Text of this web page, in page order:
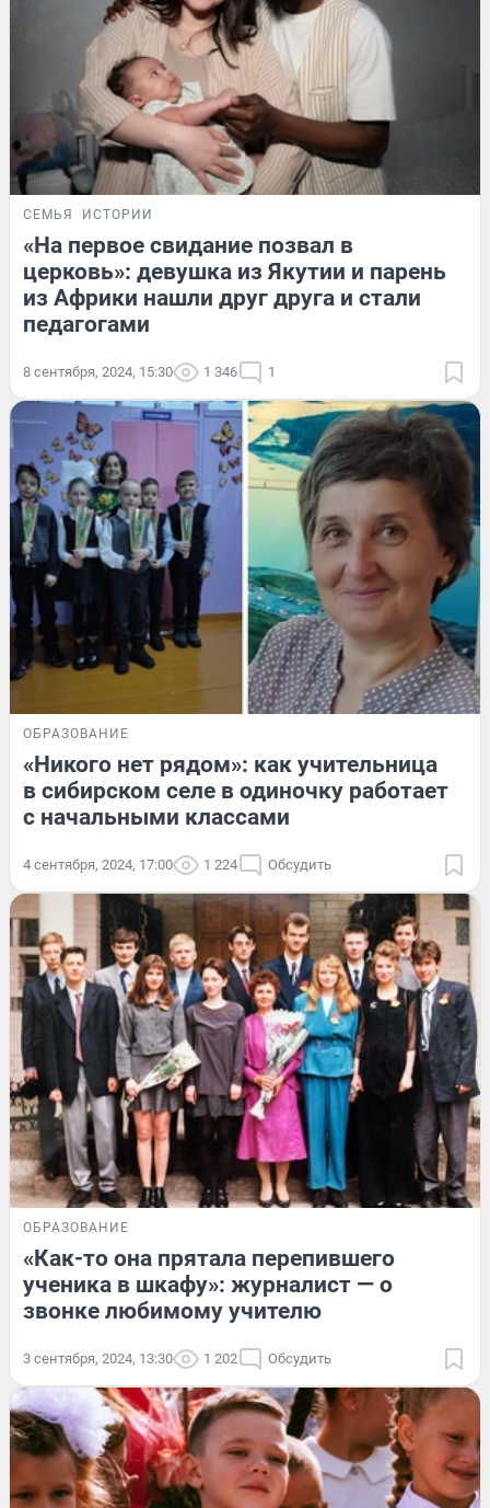
СЕМЬЯ ИСТОРИИ
«На первое свидание позвал в
церковь»: девушка из Якутии и парень
из Африки нашли друг друга и стали
педагогами
8 сентября, 2024, 15:30 1 346 1
ОБРАЗОВАНИЕ
«Никого нет рядом»: как учительница
в сибирском селе в одиночку работает
с начальными классами
4 сентября, 2024, 17:00 1 224 Обсудить
ОБРАЗОВАНИЕ
«Как-то она прятала перепившего
ученика в шкафу»: журналист — о
звонке любимому учителю
3 сентября, 2024, 13:30 1 202 Обсудить